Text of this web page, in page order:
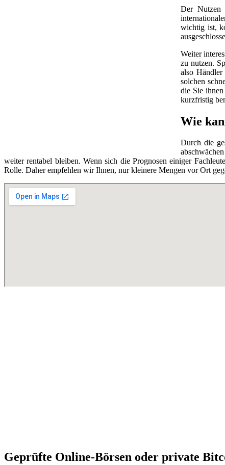
Der Nutzen
wichtig ist,
Weiter
zu nutzen.
also
solchen
die Sie
kurzfristig
Wie
Durch die
weiter rentabel bleiben. Wenn sich die Prognosen einiger
Rolle. Daher empfehlen wir Ihnen, nur kleinere Mengen vor Ort
Geprüfte Online-Börsen oder private